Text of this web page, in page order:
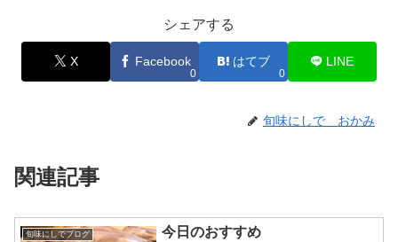
シェアする
X Facebook
0
はてブ
0
LINE
旬味にしで おかみ
関連記事
旬味にしでブログ 今日のおすすめ